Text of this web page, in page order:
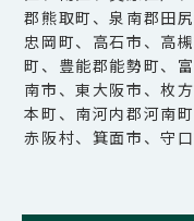
郡熊取町、泉南郡田
忠岡町、高石市、高
町、豊能郡能勢町、
南市、東大阪市、枚
本町、南河内郡河南
赤阪村、箕面市、守